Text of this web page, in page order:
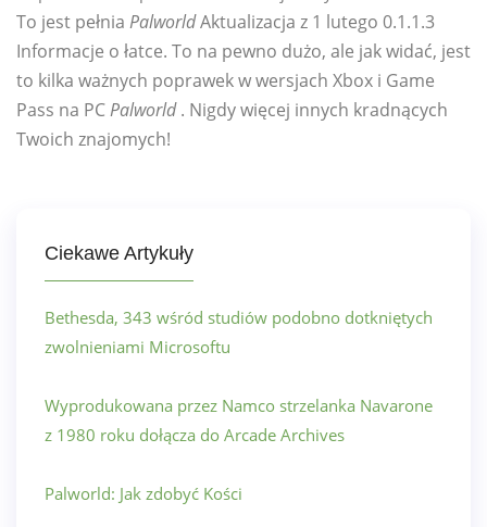
To jest pełnia PalworldAktualizacja z 1 lutego 0.1.1.3
Informacje o łatce. To na pewno dużo, ale jak widać, jest
to kilka ważnych poprawek w wersjach Xbox i Game
Pass na PCPalworld. Nigdy więcej innych kradnących
Twoich znajomych!
Ciekawe Artykuły
Bethesda, 343 wśród studiów podobno dotkniętych
zwolnieniami Microsoftu
Wyprodukowana przez Namco strzelanka Navarone
z 1980 roku dołącza do Arcade Archives
Palworld: Jak zdobyć Kości